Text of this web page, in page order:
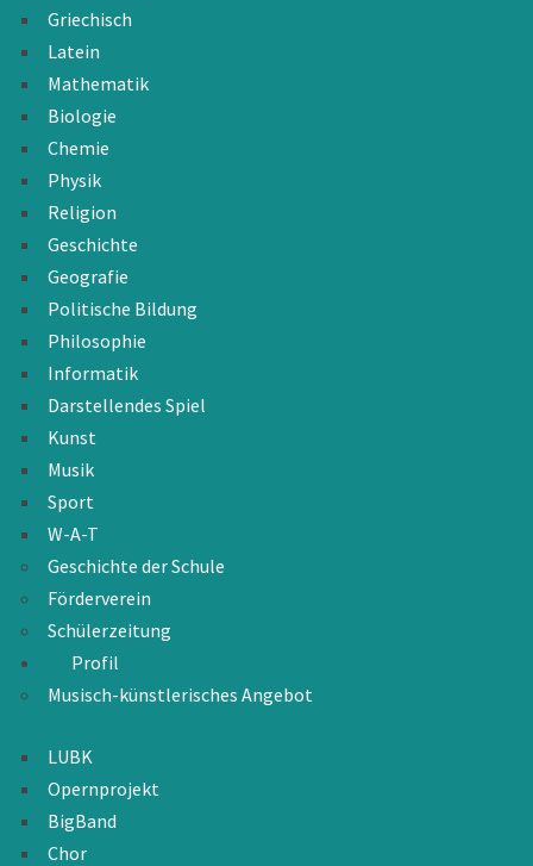
Griechisch
Latein
Mathematik
Biologie
Chemie
Physik
Religion
Geschichte
Geografie
Politische Bildung
Philosophie
Informatik
Darstellendes Spiel
Kunst
Musik
Sport
W-A-T
Geschichte der Schule
Förderverein
Schülerzeitung
Profil
Musisch-künstlerisches Angebot
LUBK
Opernprojekt
BigBand
Chor